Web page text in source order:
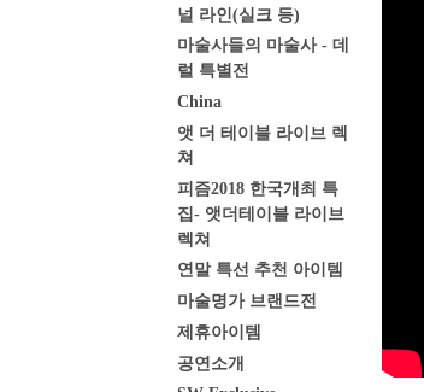
널 라인(실크 등)
마술사들의 마술사 - 데
럴 특별전
China
앳 더 테이블 라이브 렉
쳐
피즘2018 한국개최 특
집- 앳더테이블 라이브
렉쳐
연말 특선 추천 아이템
마술명가 브랜드전
제휴아이템
공연소개